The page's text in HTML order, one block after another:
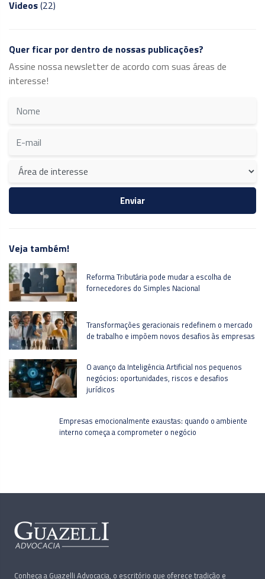
Videos(22)
Quer ficar por dentro de nossas publicações?
Assine nossa newsletter de acordo com suas áreas de
interesse!
Veja também!
Reforma Tributária pode mudar a escolha de
fornecedores do Simples Nacional
Transformações geracionais redefinem o mercado
de trabalho e impõem novos desafios às empresas
O avanço da Inteligência Artificial nos pequenos
negócios: oportunidades, riscos e desafios
jurídicos
Empresas emocionalmente exaustas: quando o ambiente
interno começa a comprometer o negócio
Conheça a Guazelli Advocacia, o escritório que oferece tradição e